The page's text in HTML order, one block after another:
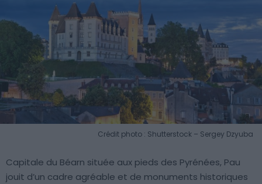
Crédit photo : Shutterstock – Sergey Dzyuba
Capitale du Béarn située aux pieds des Pyrénées, Pau
jouit d’un cadre agréable et de monuments historiques